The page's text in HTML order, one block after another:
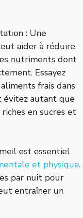
: Une
aider à réduire
nutriments dont
Essayez
frais dans
autant que
en sucres et
est essentiel
et physique.
par nuit pour
entraîner un